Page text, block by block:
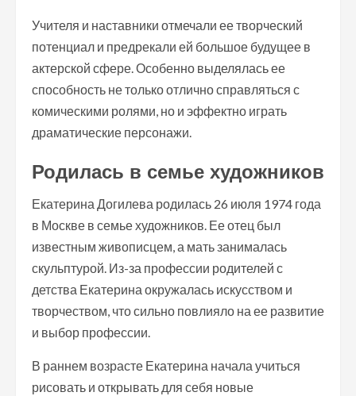
Учителя и наставники отмечали ее творческий
потенциал и предрекали ей большое будущее в
актерской сфере. Особенно выделялась ее
способность не только отлично справляться с
комическими ролями, но и эффектно играть
драматические персонажи.
Родилась в семье художников
Екатерина Догилева родилась 26 июля 1974 года
в Москве в семье художников. Ее отец был
известным живописцем, а мать занималась
скульптурой. Из-за профессии родителей с
детства Екатерина окружалась искусством и
творчеством, что сильно повлияло на ее развитие
и выбор профессии.
В раннем возрасте Екатерина начала учиться
рисовать и открывать для себя новые